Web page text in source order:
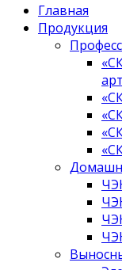
Главная
Продукция